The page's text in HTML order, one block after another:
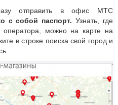
отправить в офис МТС
с собой паспорт. Узнать, где
оператора, можно на карте на
в строке поиска свой город и